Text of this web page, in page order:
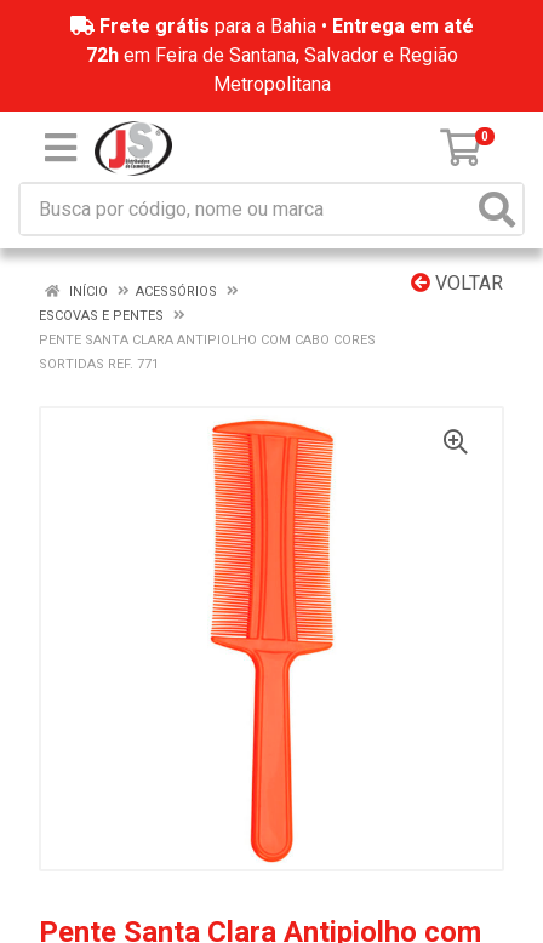
Frete grátis para a Bahia • Entrega em até
72hem Feira de Santana, Salvador e Região
Metropolitana
0
VOLTAR
INÍCIO
ACESSÓRIOS
ESCOVAS E PENTES
PENTE SANTA CLARA ANTIPIOLHO COM CABO CORES
SORTIDAS REF. 771
Pente Santa Clara Antipiolho com